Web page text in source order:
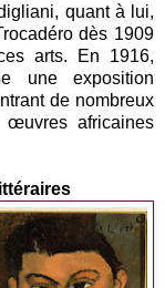
quant à lui,
dès 1909
arts. En 1916,
une exposition
de nombreux
africaines